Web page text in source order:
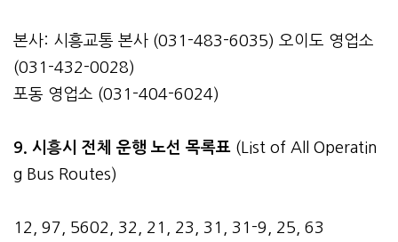
본사: 시흥교통 본사 (031-483-6035) 오이도 영업소
(031-432-0028)
포동 영업소 (031-404-6024)
9. 시흥시 전체 운행 노선 목록표 (List of All Operatin
g Bus Routes)
12, 97, 5602, 32, 21, 23, 31, 31-9, 25, 63